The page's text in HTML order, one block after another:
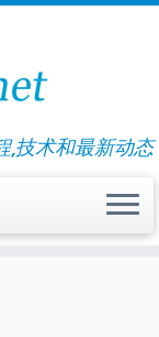
,技术和最新动态